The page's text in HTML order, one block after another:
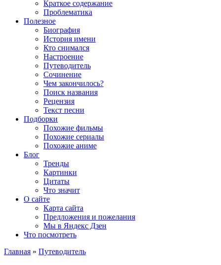
Краткое содержание
Проблематика
Полезное
Биография
История имени
Кто снимался
Настроение
Путеводитель
Сочинение
Чем закончилось?
Поиск названия
Рецензия
Текст песни
Подборки
Похожие фильмы
Похожие сериалы
Похожие аниме
Блог
Тренды
Картинки
Цитаты
Что значит
О сайте
Карта сайта
Предложения и пожелания
Мы в Яндекс Дзен
Что посмотреть
Главная » Путеводитель